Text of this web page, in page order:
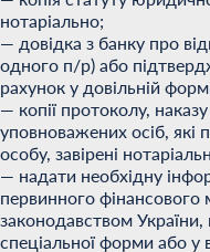
нотаріально;
— довідка з банку про
одного п/р) або
рахунок у довільній
— копії протоколу,
уповноважених осіб,
особу, завірені
— надати необхідну
первинного фінансового
законодавством
спеціальної форми або у